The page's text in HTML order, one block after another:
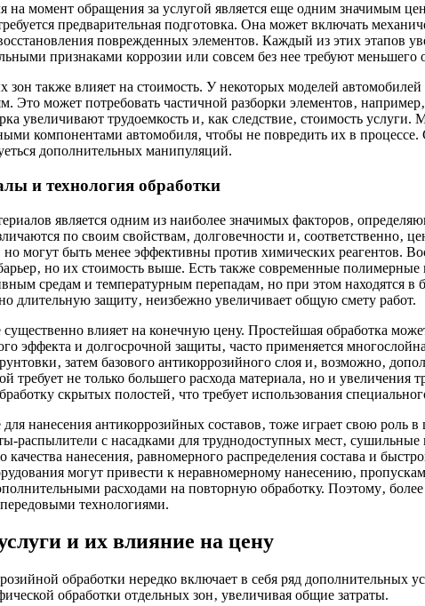
на момент обращения за услугой является еще одним значимым
предварительная подготовка. Она может включать
поврежденных элементов. Каждый из этих этапов
признаками коррозии или совсем без нее требуют меньшего
зон также влияет на стоимость. У некоторых моделей
может потребовать частичной разборки элементов‚
увеличивают трудоемкость и‚ как следствие‚ стоимость
компонентами автомобиля‚ чтобы не повредить их в
дополнительных манипуляций.
и технология обработки
является одним из наиболее значимых факторов‚
по своим свойствам‚ долговечности и‚
могут быть менее эффективны против химических реагентов.
но их стоимость выше. Есть также современные
средам и температурным перепадам‚ но при этом находятся
длительную защиту‚ неизбежно увеличивает общую смету работ.
влияет на конечную цену. Простейшая обработка
эффекта и долгосрочной защиты‚ часто применяется
затем базового антикоррозийного слоя и‚ возможно‚
не только большего расхода материала‚ но и увеличения
скрытых полостей‚ что требует использования
нанесения антикоррозийных составов‚ тоже играет свою
распылители с насадками для труднодоступных мест‚
качества нанесения‚ равномерного распределения состава и
могут привести к неравномерному нанесению‚
расходами на повторную обработку. Поэтому‚
технологиями.
и их влияние на цену
обработки нередко включает в себя ряд
обработки отдельных зон‚ увеличивая общие затраты.